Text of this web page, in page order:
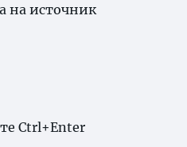
на источник
Ctrl+Enter